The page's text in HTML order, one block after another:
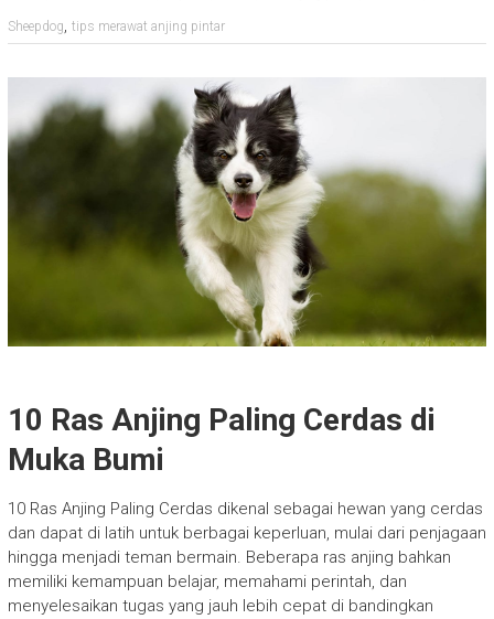
Sheepdog, tips merawat anjing pintar
10 Ras Anjing Paling Cerdas di
Muka Bumi
10 Ras Anjing Paling Cerdas dikenal sebagai hewan yang cerdas
dan dapat di latih untuk berbagai keperluan, mulai dari penjagaan
hingga menjadi teman bermain. Beberapa ras anjing bahkan
memiliki kemampuan belajar, memahami perintah, dan
menyelesaikan tugas yang jauh lebih cepat di bandingkan